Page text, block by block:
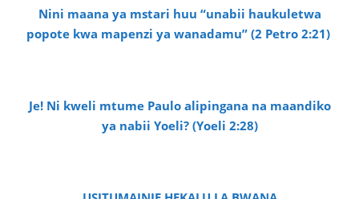
Nini maana ya mstari huu “unabii haukuletwa
popote kwa mapenzi ya wanadamu” (2 Petro 2:21)
Je! Ni kweli mtume Paulo alipingana na maandiko
ya nabii Yoeli? (Yoeli 2:28)